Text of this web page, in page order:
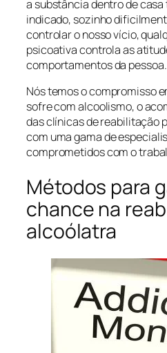
a substância dentro de casa
indicado, sozinho
controlar o nosso vício,
psicoativa controla as
comportamentos da pessoa.
Nós temos o compromisso
sofre com alcoolismo, o
das clínicas de reabilitação
com uma gama de
comprometidos com o
Métodos para
chance na
alcoólatra